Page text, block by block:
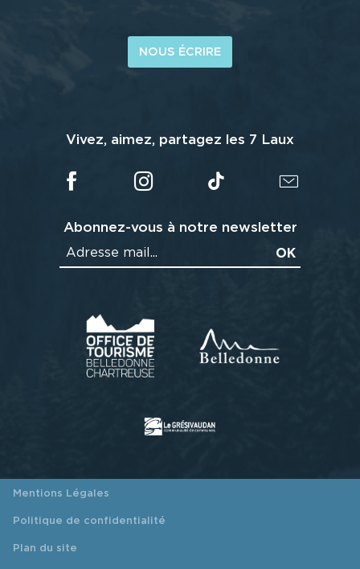
NOUS ÉCRIRE
Vivez, aimez, partagez les 7 Laux
Abonnez-vous à notre newsletter
Mentions Légales
Politique de confidentialité
Plan du site